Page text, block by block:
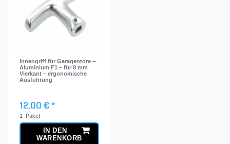
Innengriff für Garagentore –
Aluminium F1 – für 8 mm
Vierkant – ergonomische
Ausführung
12,00 € *
1 Paket
IN DEN
WARENKORB